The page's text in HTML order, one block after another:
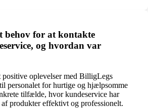
behov for at kontakte
og hvordan var
positive oplevelser med BilligLegs
personalet for hurtige og hjælpsomme
tilfælde, hvor kundeservice har
produkter effektivt og professionelt.